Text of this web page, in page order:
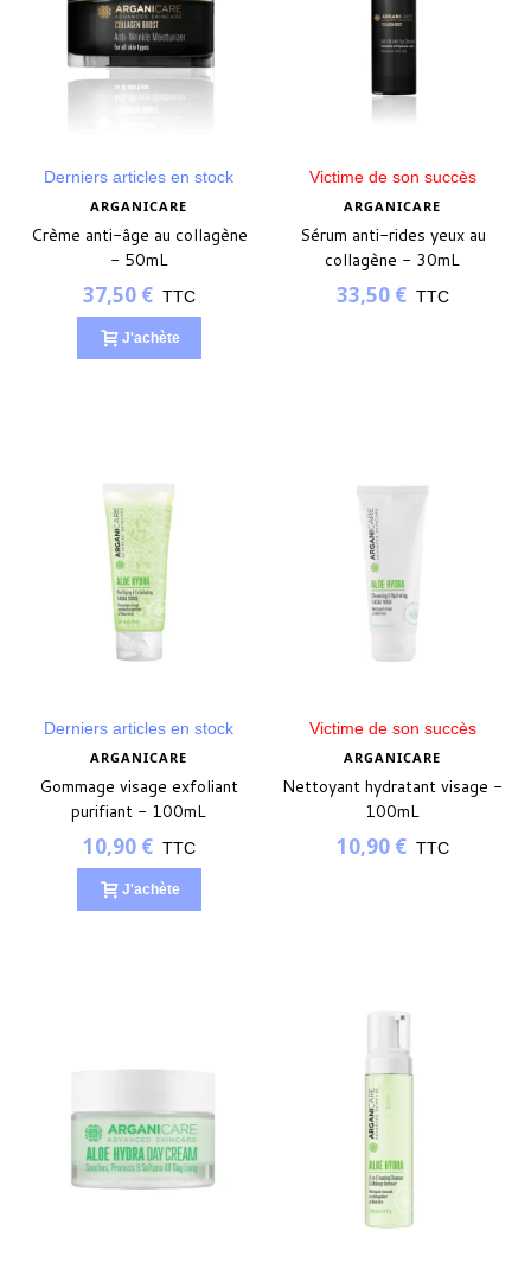
Derniers articles en stock
ARGANICARE
Crème anti-âge au collagène
- 50mL
37,50 € TTC
J'achète
Victime de son succès
ARGANICARE
Sérum anti-rides yeux au
collagène - 30mL
33,50 € TTC
Derniers articles en stock
ARGANICARE
Gommage visage exfoliant
purifiant - 100mL
10,90 € TTC
J'achète
Victime de son succès
ARGANICARE
Nettoyant hydratant visage -
100mL
10,90 € TTC